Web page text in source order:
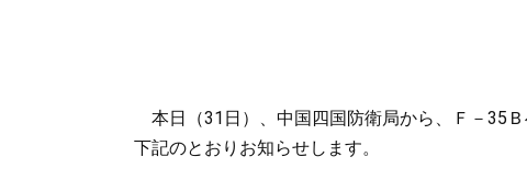
本日（31日）、中国四国防衛局から、Ｆ－35
下記のとおりお知らせします。